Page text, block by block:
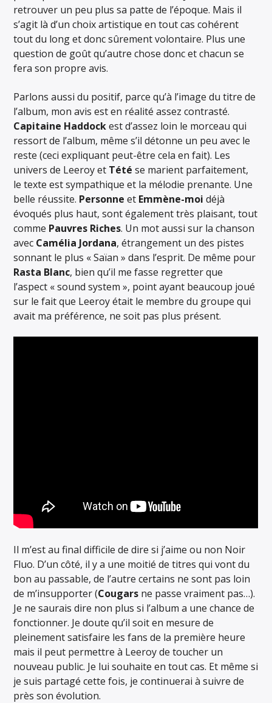
retrouver un peu plus sa patte de l’époque. Mais il
s’agit là d’un choix artistique en tout cas cohérent
tout du long et donc sûrement volontaire. Plus une
question de goût qu’autre chose donc et chacun se
fera son propre avis.
Parlons aussi du positif, parce qu’à l’image du titre de
l’album, mon avis est en réalité assez contrasté.
Capitaine Haddockest d’assez loin le morceau qui
ressort de l’album, même s’il détonne un peu avec le
reste (ceci expliquant peut-être cela en fait). Les
univers de Leeroy et Tété se marient parfaitement,
le texte est sympathique et la mélodie prenante. Une
belle réussite. Personne et Emmène-moi déjà
évoqués plus haut, sont également très plaisant, tout
comme Pauvres Riches. Un mot aussi sur la chanson
avec Camélia Jordana, étrangement un des pistes
sonnant le plus « Saïan » dans l’esprit. De même pour
Rasta Blanc, bien qu’il me fasse regretter que
l’aspect « sound system », point ayant beaucoup joué
sur le fait que Leeroy était le membre du groupe qui
avait ma préférence, ne soit pas plus présent.
Il m’est au final difficile de dire si j’aime ou non Noir
Fluo. D’un côté, il y a une moitié de titres qui vont du
bon au passable, de l’autre certains ne sont pas loin
de m’insupporter (Cougars ne passe vraiment pas…).
Je ne saurais dire non plus si l’album a une chance de
fonctionner. Je doute qu’il soit en mesure de
pleinement satisfaire les fans de la première heure
mais il peut permettre à Leeroy de toucher un
nouveau public. Je lui souhaite en tout cas. Et même si
je suis partagé cette fois, je continuerai à suivre de
près son évolution.